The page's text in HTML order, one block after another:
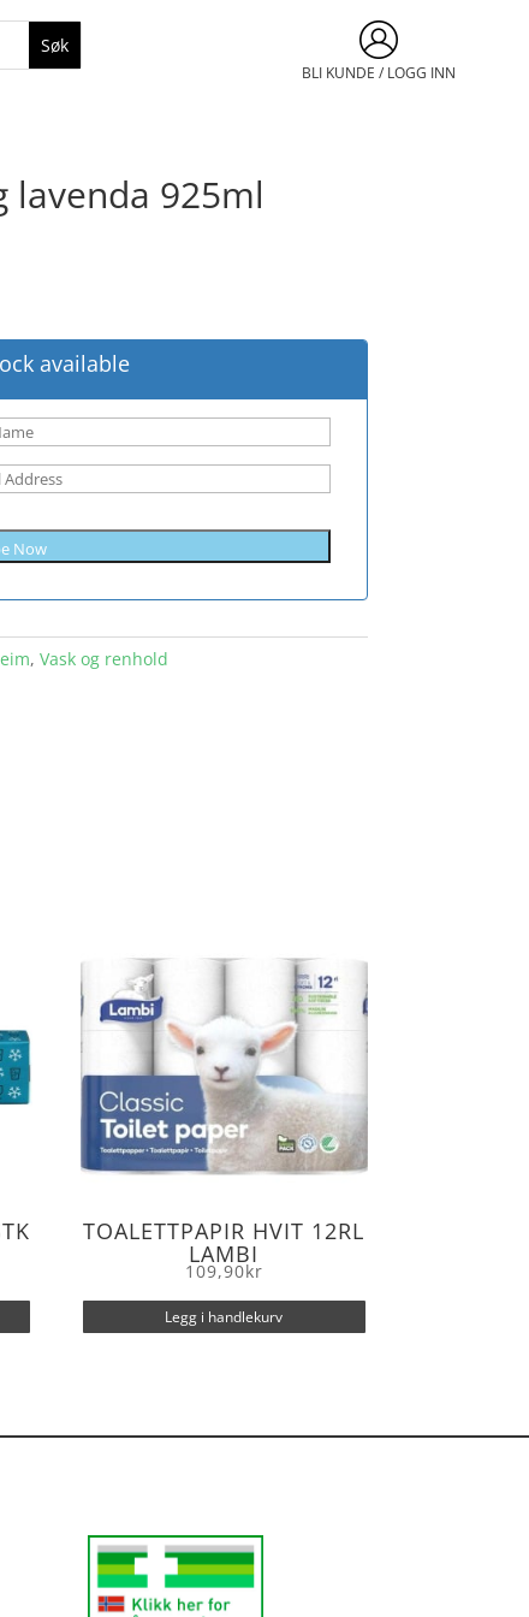
BLI KUNDE / LOGG INN
lavenda 925ml
available
Now
,Vask og renhold
TOALETTPAPIR HVIT 12RL
LAMBI
109,90kr
Legg i handlekurv